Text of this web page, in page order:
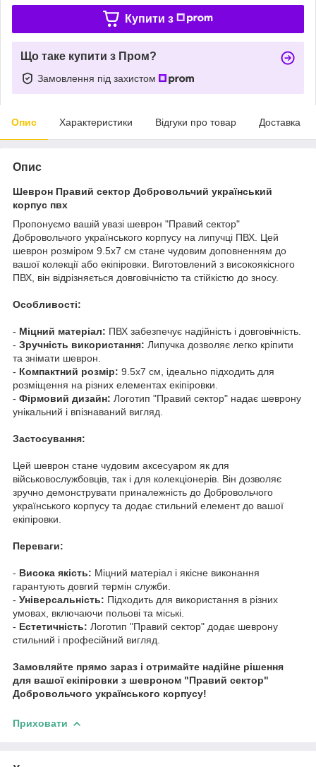
Купити з
Що таке купити з Пром?
Замовлення під захистом
Опис Характеристики Відгуки про товар Доставка
Опис
Шеврон Правий сектор Добровольчий український
корпус пвх
Пропонуємо вашій увазі шеврон "Правий сектор"
Добровольчого українського корпусу на липучці ПВХ. Цей
шеврон розміром 9.5x7 см стане чудовим доповненням до
вашої колекції або екіпіровки. Виготовлений з високоякісного
ПВХ, він відрізняється довговічністю та стійкістю до зносу.
Особливості:
- Міцний матеріал: ПВХ забезпечує надійність і довговічність.
- Зручність використання: Липучка дозволяє легко кріпити
та знімати шеврон.
- Компактний розмір: 9.5x7 см, ідеально підходить для
розміщення на різних елементах екіпіровки.
- Фірмовий дизайн: Логотип "Правий сектор" надає шеврону
унікальний і впізнаваний вигляд.
Застосування:
Цей шеврон стане чудовим аксесуаром як для
військовослужбовців, так і для колекціонерів. Він дозволяє
зручно демонструвати приналежність до Добровольчого
українського корпусу та додає стильний елемент до вашої
екіпіровки.
Переваги:
- Висока якість: Міцний матеріал і якісне виконання
гарантують довгий термін служби.
- Універсальність: Підходить для використання в різних
умовах, включаючи польові та міські.
- Естетичність: Логотип "Правий сектор" додає шеврону
стильний і професійний вигляд.
Замовляйте прямо зараз і отримайте надійне рішення
для вашої екіпіровки з шевроном "Правий сектор"
Добровольчого українського корпусу!
Приховати